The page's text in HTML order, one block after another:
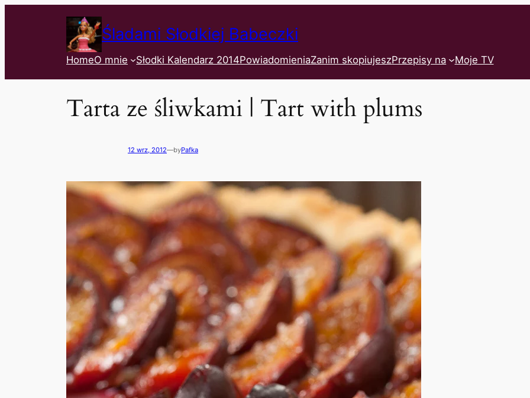
Śladami Słodkiej Babeczki
HomeO mnie Słodki Kalendarz 2014PowiadomieniaZanim skopiujeszPrzepisy na Moje TV
Tarta ze śliwkami | Tart with plums
12 wrz, 2012—byPafka